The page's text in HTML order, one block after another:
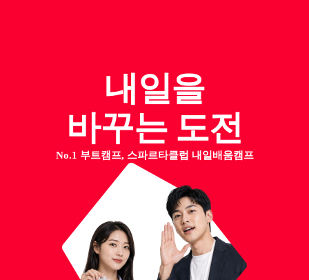
내일을
바꾸는 도전
No.1 부트캠프, 스파르타클럽 내일배움캠프